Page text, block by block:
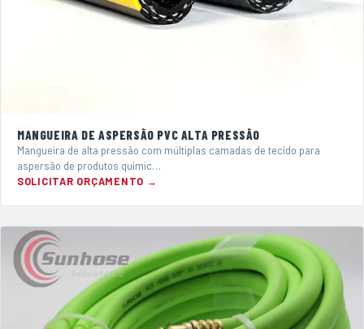
MANGUEIRA DE ASPERSÃO PVC ALTA PRESSÃO
Mangueira de alta pressão com múltiplas camadas de tecido para
aspersão de produtos químic…
SOLICITAR ORÇAMENTO →